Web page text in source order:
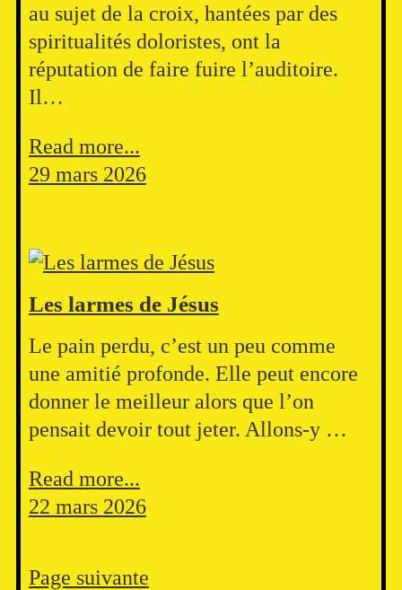
au sujet de la croix, hantées par des
spiritualités doloristes, ont la
réputation de faire fuire l’auditoire.
Il…
Read more...
29 mars 2026
Les larmes de Jésus
Le pain perdu, c’est un peu comme
une amitié profonde. Elle peut encore
donner le meilleur alors que l’on
pensait devoir tout jeter. Allons-y …
Read more...
22 mars 2026
Page suivante